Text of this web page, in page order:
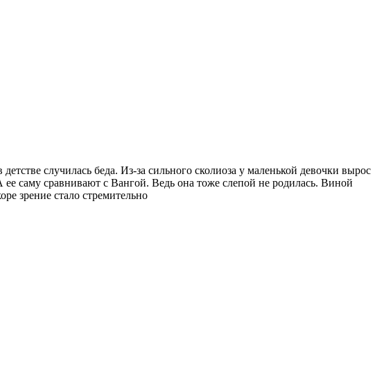
случилась беда. Из-за сильного сколиоза у маленькой девочки вырос
ее саму сравнивают с Вангой. Ведь она тоже слепой не родилась. Виной
зрение стало стремительно